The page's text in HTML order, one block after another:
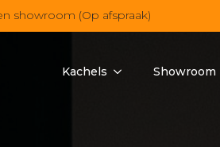
showroom (Op afspraak)
Kachels Showroom